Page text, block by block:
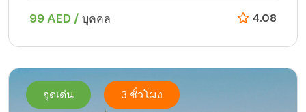
99 AED / บุคคล 4.08
จุดเด่น 3 ชั่วโมง